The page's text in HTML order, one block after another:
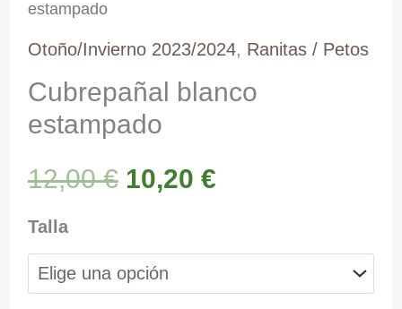
estampado
Otoño/Invierno 2023/2024, Ranitas / Petos
Cubrepañal blanco
estampado
12,00€ El
original
10,20 €El
Talla